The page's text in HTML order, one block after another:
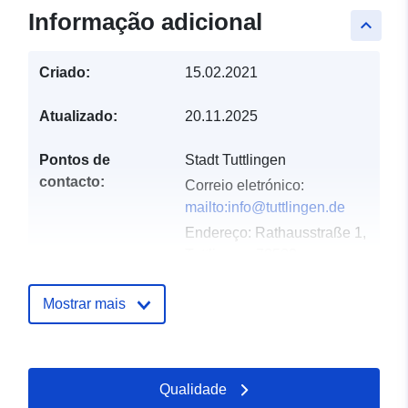
keyboard_arrow_up
Informação adicional
Criado: 15.02.2021
Atualizado: 20.11.2025
Pontos de
contacto:
Stadt Tuttlingen
Correio eletrónico:
mailto:info@tuttlingen.de
Endereço: Rat­haus­stra­ße 1,
Registo do
Acrescentado à data.europa.eu:
21 February 2026
Mostrar mais
Qualidade